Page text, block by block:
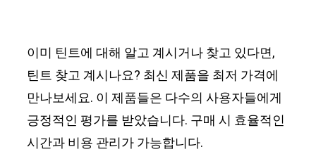
이미 틴트에 대해 알고 계시거나 찾고 있다면,
틴트 찾고 계시나요? 최신 제품을 최저 가격에
만나보세요. 이 제품들은 다수의 사용자들에게
긍정적인 평가를 받았습니다. 구매 시 효율적인
시간과 비용 관리가 가능합니다.